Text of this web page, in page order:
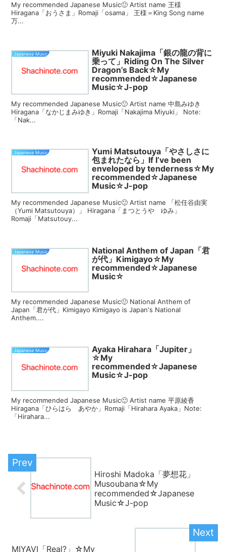
My recommended Japanese Music🙂 Artist name 王様
Hiragana「おうさま」Romaji「osama」 王様＝King Song name
万...
Japanese Music
Miyuki Nakajima「銀の龍の背に
乗って」Riding On The Silver
Dragon’s Back☆My
recommended☆Japanese
Music☆J-pop
My recommended Japanese Music🙂 Artist name 中島みゆき
Hiragana「なかじまみゆき」Romaji「Nakajima Miyuki」 Note:
「Nak...
Japanese Music
Yumi Matsutouya「やさしさに
包まれたなら」If I’ve been
enveloped by tenderness☆My
recommended☆Japanese
Music☆J-pop
My recommended Japanese Music🙂 Artist name 「松任谷由実
（Yumi Matsutouya）」 Hiragana「まつとうや ゆみ」
Romaji「Matsutouy...
Japanese Music
National Anthem of Japan「君
が代」Kimigayo☆My
recommended☆Japanese
Music☆
My recommended Japanese Music🙂 National Anthem of
Japan「君が代」Kimigayo Kimigayo is Japan's National
Anthem....
Japanese Music
Ayaka Hirahara「Jupiter」
☆My
recommended☆Japanese
Music☆J-pop
My recommended Japanese Music🙂 Artist name 平原綾香
Hiragana「ひらはら あやか」Romaji「Hirahara Ayaka」Note:
「Hirahara...
Hiroshi Madoka「夢想花」
Musoubana☆My
recommended☆Japanese
Music☆J-pop
MIYAVI「Real?」☆My